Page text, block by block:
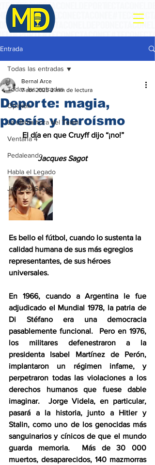
Entrada
Todas las entradas
Opinión
La ultima hora del Team
Ventana 4
Pedaleando
Habla el Legado
Jacques Sagot
Todas las entradas
Deporte: magia,
poesía y heroísmo
Bernal Arce
7 abr 2025 2 min de lectura
       El día en que Cruyff dijo “¡no!”
               Jacques Sagot
Es bello el fútbol, cuando lo sustenta la
calidad humana de sus más egregios
representantes, de sus héroes
universales.
En 1966, cuando a Argentina le fue
adjudicado el Mundial 1978, la patria de
Di Stéfano era una democracia
pasablemente funcional.  Pero en 1976,
los militares defenestraron a la
presidenta Isabel Martínez de Perón,
implantaron un régimen infame, y
perpetraron todas las violaciones a los
derechos humanos que fuese dable
imaginar.  Jorge Videla, en particular,
pasará a la historia, junto a Hitler y
Stalin, como uno de los genocidas más
sanguinarios y cínicos de que el mundo
guarda memoria.  Más de 30 000
muertos, desaparecidos, 140 mazmorras